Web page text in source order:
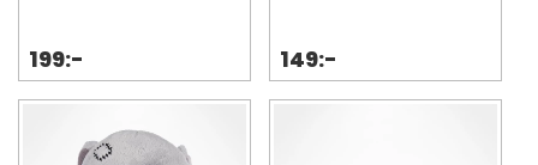
199:- 149:-